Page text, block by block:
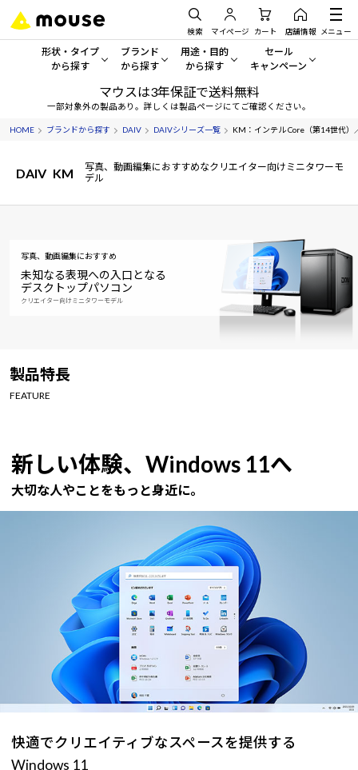
検索 マイページ カート 店舗情報 メニュー
形状・タイプ
から探す
形状・タイプから探す をすべてみる
デスクトップPC
ノートPC
サーバー
ワークステーション
Windows 11
ブランド
から探す
mouse
G TUNE
NEXTGEAR
iiyama
用途・目的
から探す
一般向けパソコン
ゲーミングPC・ゲーム向けパソコン
クリエイティブ向け
学習向けパソコン
スペック/パーツ別
セール
キャンペーン
セール・キャンペー
期間限定セール
すべて新品の旧モデル製品
おすすめ目玉パソコン
今イチオシのパソコンをピ
Windows 11 |Copilot+ PC
マウスは3年保証で送料無料
一部対象外の製品あり。詳しくは製品ページにてご確認ください。
HOME ブランドから探す DAIV DAIVシリーズ一覧 KM：インテル Core（第14世代）
DAIV KM
写真、動画編集におすすめなクリエイター向けミニタワーモ
デル
写真、動画編集におすすめ
未知なる表現への入口となる
デスクトップパソコン
クリエイター向けミニタワーモデル
製品特長
FEATURE
新しい体験、Windows 11へ
大切な人やことをもっと身近に。
快適でクリエイティブなスペースを提供する
Windows 11